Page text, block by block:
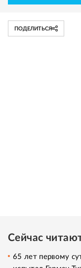
ПОДЕЛИТЬСЯ
Сейчас
65 лет первому